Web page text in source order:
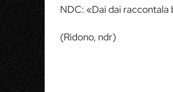
NDC: «Dai dai raccontala
(Ridono, ndr)